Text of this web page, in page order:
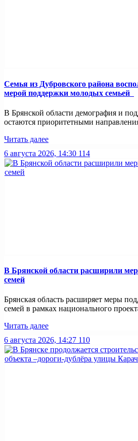
Семья из Дубровского района
мерой поддержки молодых семьей
В Брянской области демография и
остаются приоритетными
Читать далее
6 августа 2026, 14:30 114
В Брянской области расширили
семей
Брянская область расширяет меры
семей в рамках национального
Читать далее
6 августа 2026, 14:27 110